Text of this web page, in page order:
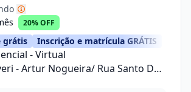
20% OFF
grátis Inscrição e matrícula GRÁTIS
- Virtual
- Artur Nogueira/ Rua Santo De